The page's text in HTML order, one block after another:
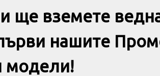
ще вземете
нашите
модели!